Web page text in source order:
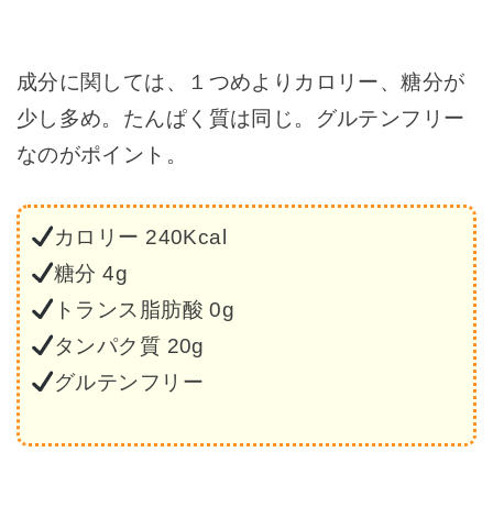
成分に関しては、１つめよりカロリー、糖分が
少し多め。たんぱく質は同じ。グルテンフリー
なのがポイント。
カロリー 240Kcal
糖分 4g
トランス脂肪酸 0g
タンパク質 20g
グルテンフリー